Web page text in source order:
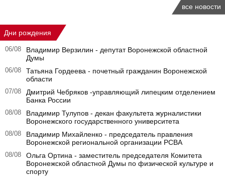
все новости
Дни рождения
06/08
Владимир Верзилин - депутат Воронежской областной
Думы
06/08
Татьяна Гордеева - почетный гражданин Воронежской
области
07/08
Дмитрий Чебряков -управляющий липецким отделением
Банка России
08/08
Владимир Тулупов - декан факультета журналистики
Воронежского государственного университета
08/08
Владимир Михайленко - председатель правления
Воронежской региональной организации РСВА
08/08
Ольга Ортина - заместитель председателя Комитета
Воронежской областной Думы по физической культуре и
спорту